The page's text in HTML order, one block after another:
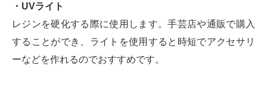
・UVライト
レジンを硬化する際に使用します。手芸店や通販で購入
することができ、ライトを使用すると時短でアクセサリ
ーなどを作れるのでおすすめです。